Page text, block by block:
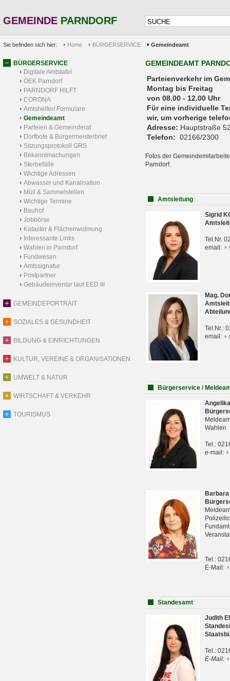
GEMEINDE PARNDORF
Sie befinden sich hier: Home BÜRGERSERVICE Gemeindeamt
BÜRGERSERVICE
Digitale Amtstafel
ÖEK Parndorf
PARNDORF HILFT
CORONA
Amtshelfer/ Formulare
Gemeindeamt
Parteien & Gemeinderat
Dorfbote & Bürgermeisterbrief
Sitzungsprotokoll GRS
Bekanntmachungen
Sterbefälle
Wichtige Adressen
Abwasser und Kanalisation
Müll & Sammelstellen
Wichtige Termine
Bauhof
Jobbörse
Kataster & Flächenwidmung
Interessante Links
Wahlen in Parndorf
Fundwesen
Amtssignatur
Postpartner
Gebäudeinventar laut EED III
GEMEINDEPORTRAIT
SOZIALES & GESUNDHEIT
BILDUNG & EINRICHTUNGEN
KULTUR, VEREINE & ORGANISATIONEN
UMWELT & NATUR
WIRTSCHAFT & VERKEHR
TOURISMUS
GEMEINDEAMT
Parteienverkehr
Montag bis Freitag
von 08.00 - 12.00 Uhr
Für eine individuelle
wir, um vorherige
Adresse: Hauptstraße
Telefon: 02166/2300
Fotos der
Parndorf.
Amtsleitung
Sigrid
Tel.Nr.
email:
Mag.
Tel.Nr.:
email:
Bürgerservice /
Wahlen
Tel.:
e-mail:
Tel.:
E-Mail:
Standesamt
Judith
Tel.:
E-Mail: